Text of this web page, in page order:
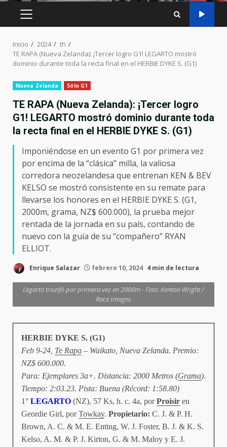
MENÚ
Inicio 2024
th
TE RAPA (Nueva Zelanda): ¡Tercer logro G1! LEGARTO mostró
dominio durante toda la recta final en el HERBIE DYKE S. (G1)
Nueva Zelanda Sólo G1
TE RAPA (Nueva Zelanda): ¡Tercer logro
G1! LEGARTO mostró dominio durante toda
la recta final en el HERBIE DYKE S. (G1)
Imponiéndose en un evento G1 por primera vez
por encima de la “clásica” milla, la valiosa
corredora neozelandesa que entrenan KEN & BEV
KELSO se mostró consistente en su remate para
llevarse los honores en el HERBIE DYKE S. (G1,
2000m, grama, NZ$ 600.000), la prueba mejor
rentada de la jornada en su país, contando de
nuevo con la guía de su “compañero” RYAN
ELLIOT.
Enrique Salazar febrero 10, 2024 4 min de lectura
Legarto triunfó por primera vez en 2000m - Foto: Kenton Wright /
Race Images
HERBIE DYKE S. (G1)
Feb 9-24, Te Rapa – Waikato, Nueva Zelanda. Premio:
NZ$ 600.000.
Para: Ejemplares 3a+. Distancia: 2000 Metros (Grama).
Tiempo: 2:03.23. Pista: Buena (Récord: 1:58.80)
1° LEGARTO (NZ), 57 Ks, h. c. 4a, porProisir en
Geordie Girl, porTowkay. Propietario: C. J. & P. H.
Brown, A. C. & M. E. Enting, W. J. Foster, B. J. & K. S.
Kelso, A. M. & P. J. Kirton, G. & M. Maloy y E. J.